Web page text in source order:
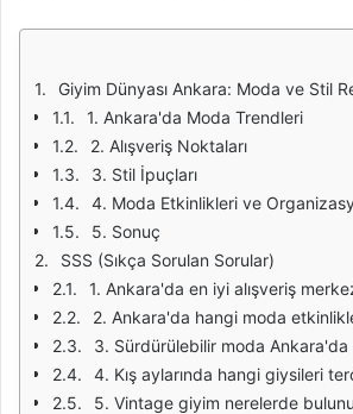
Giyim Dünyası Ankara: Moda ve Stil
1. Ankara'da Moda Trendleri
2. Alışveriş Noktaları
3. Stil İpuçları
4. Moda Etkinlikleri ve
5. Sonuç
SSS (Sıkça Sorulan Sorular)
1. Ankara'da en iyi alışveriş
2. Ankara'da hangi moda
3. Sürdürülebilir moda Ankara'da
4. Kış aylarında hangi giysileri
5. Vintage giyim nerelerde